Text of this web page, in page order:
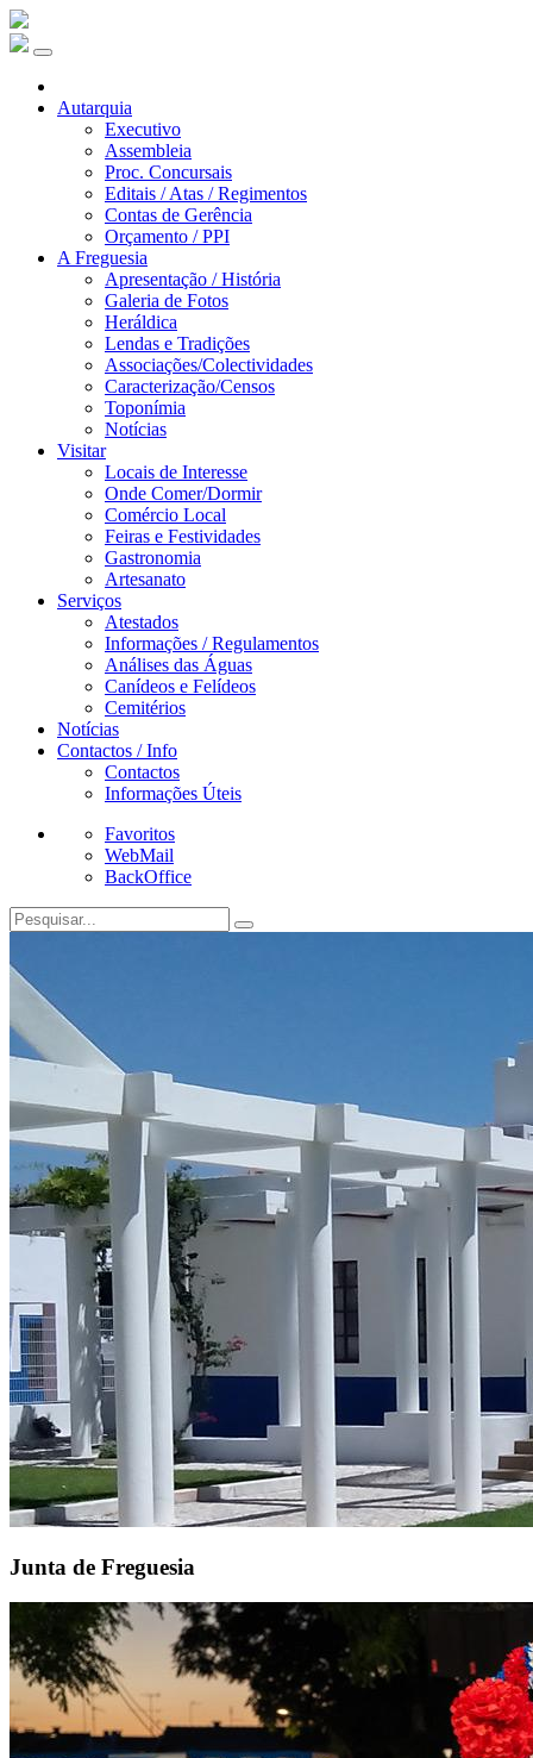
Autarquia
Executivo
Assembleia
Proc. Concursais
Editais / Atas / Regimentos
Contas de Gerência
Orçamento / PPI
A Freguesia
Apresentação / História
Galeria de Fotos
Heráldica
Lendas e Tradições
Associações/Colectividades
Caracterização/Censos
Toponímia
Notícias
Visitar
Locais de Interesse
Onde Comer/Dormir
Comércio Local
Feiras e Festividades
Gastronomia
Artesanato
Serviços
Atestados
Informações / Regulamentos
Análises das Águas
Canídeos e Felídeos
Cemitérios
Notícias
Contactos / Info
Contactos
Informações Úteis
Favoritos
WebMail
BackOffice
Junta de Freguesia